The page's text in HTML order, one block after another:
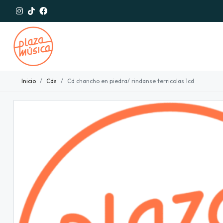
Inicio Cds Cd chancho en piedra/ rindanse terricolas 1cd